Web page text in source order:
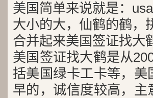
美国简单来说就是：usa
大小的大，仙鹤的鹤，
合并起来美国签证找大
美国签证找大鹤是从
括美国绿卡工卡等，
早的，诚信度较高，